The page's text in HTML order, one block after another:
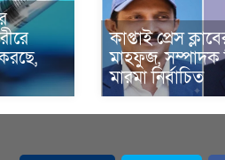
কাপ্তাই প্রেস
মাহফুজ, সম্পাদক
মারমা নির্বাচিত